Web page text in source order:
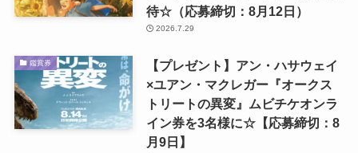
待☆（応募締切：8月12日）
2026.7.29
鑑賞券
【プレゼント】アン・ハサウェイ
×ユアン・マクレガー『オークス
トリートの異変』ムビチケオンラ
イン券を3名様に☆【応募締切：8
月9日】